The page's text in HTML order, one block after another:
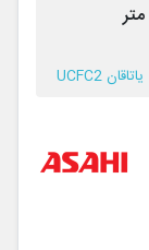
یاتاقان UCFC2